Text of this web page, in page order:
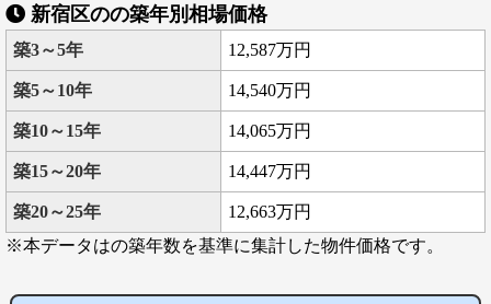
新宿区のの築年別相場価格
築3～5年 12,587万円
築5～10年 14,540万円
築10～15年 14,065万円
築15～20年 14,447万円
築20～25年
12,663万円
※本データはの築年数を基準に集計した物件価格です。